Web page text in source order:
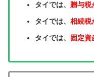
タイでは、 贈与税
タイでは、 相続税
タイでは、 固定資